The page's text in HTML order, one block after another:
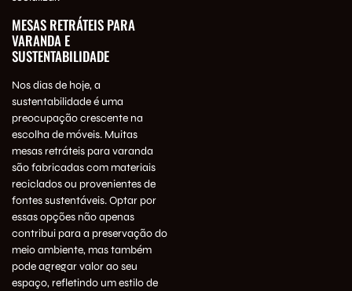
MESAS RETRÁTEIS PARA
VARANDA E
SUSTENTABILIDADE
Nos dias de hoje, a
sustentabilidade é uma
preocupação crescente na
escolha de móveis. Muitas
mesas retráteis para varanda
são fabricadas com materiais
reciclados ou provenientes de
fontes sustentáveis. Optar por
essas opções não apenas
contribui para a preservação do
meio ambiente, mas também
pode agregar valor ao seu
espaço, refletindo um estilo de